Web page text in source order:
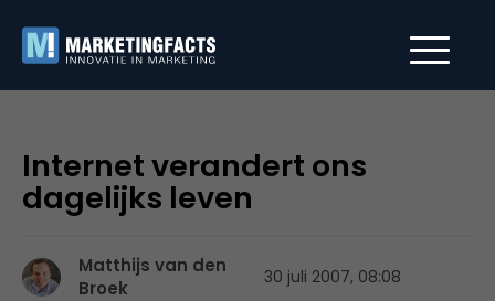
Internet verandert ons
dagelijks leven
Matthijs van den
Broek
30 juli 2007, 08:08